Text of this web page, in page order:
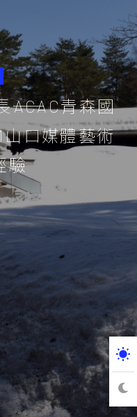
青森國
山口媒體藝術
驗